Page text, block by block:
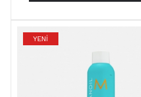
YENI